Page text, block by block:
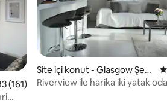
ortalama 4,93 puan, 161
(161)
Site içi konut - Glasgow Şehi
r Merkezi
5
Riverview ile harika iki yatak